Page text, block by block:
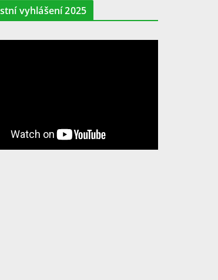
vyhlášení 2025